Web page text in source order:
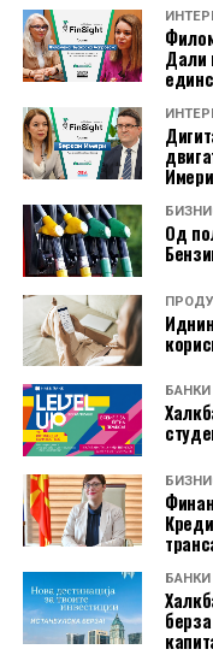
полупроизводите
капиталните и
поскапеле за по 0,2
потрошувачки добра
И покрај месечниот
јуни биле за 10
месец минатата
раст изнесувал 8,8
На годишно ниво,
цени бил
Следувале Романија
отсто. Луксембург
цените биле
отсто.
Индексот на
промените на
домашниот пазар
не ги опфаќа
индекс на
плаќаат граѓаните.
Дали
Од
БАНКИ
БАНКИ